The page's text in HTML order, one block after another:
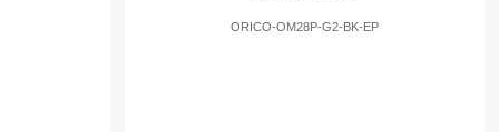
ORICO-OM28P-G2-BK-EP